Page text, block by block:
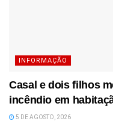
INFORMAÇÃO
Casal e dois filhos
incêndio em
5 DE AGOSTO, 2026